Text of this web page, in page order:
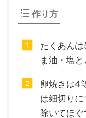
作り方
たくあん
ま油・塩と
卵焼きは4
は細切り
除いてほぐ